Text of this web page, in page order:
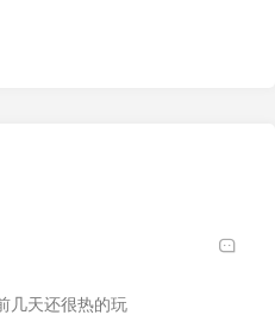
几天还很热的玩